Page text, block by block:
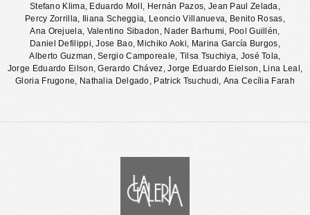
Stefano Klima, Eduardo Moll , Hernán Pazos, Jean Paul Zelada,
Percy Zorrilla, Iliana Scheggia, Leoncio Villanueva, Benito Rosas,
Ana Orejuela, Valentino Sibadon , Nader Barhumi, Pool Guillén,
Daniel Defilippi,Jose Bao, Michiko Aoki, Marina García Burgos,
Alberto Guzman ,Sergio Camporeale, Tilsa Tsuchiya, José Tola,
Jorge Eduardo Eilson,Gerardo Chávez,Jorge Eduardo Eielson , Lina Leal ,
Gloria Frugone, Nathalia Delgado, Patrick Tsuchudi, Ana Cecília Farah